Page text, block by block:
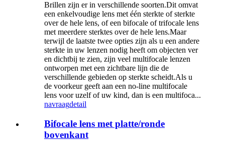
Brillen zijn er in verschillende soorten.Dit omvat
een enkelvoudige lens met één sterkte of sterkte
over de hele lens, of een bifocale of trifocale lens
met meerdere sterktes over de hele lens.Maar
terwijl de laatste twee opties zijn als u een andere
sterkte in uw lenzen nodig heeft om objecten ver
en dichtbij te zien, zijn veel multifocale lenzen
ontworpen met een zichtbare lijn die de
verschillende gebieden op sterkte scheidt.Als u
de voorkeur geeft aan een no-line multifocale
lens voor uzelf of uw kind, dan is een multifoca...
navraagdetail
Bifocale lens met platte/ronde
bovenkant